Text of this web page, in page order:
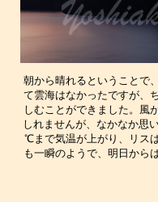
朝から晴れるということで
て雲海はなかったですが、
しむことができました。風
しれませんが、なかなか思
℃まで気温が上がり、リス
も一瞬のようで、明